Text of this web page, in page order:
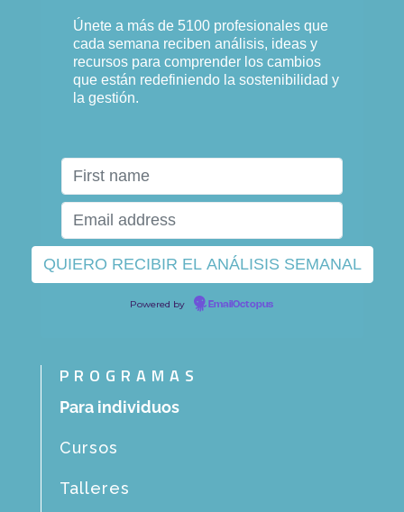
Únete a más de 5100 profesionales que
cada semana reciben análisis, ideas y
recursos para comprender los cambios
que están redefiniendo la sostenibilidad y
la gestión.
Powered by EmailOctopus
PROGRAMAS
Para individuos
Cursos
Talleres